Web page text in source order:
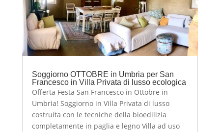
Soggiorno OTTOBRE in Umbria per San
Francesco in Villa Privata di lusso ecologica
Offerta Festa San Francesco in Ottobre in
Umbria! Soggiorno in Villa Privata di lusso
costruita con le tecniche della bioedilizia
completamente in paglia e legno Villa ad uso